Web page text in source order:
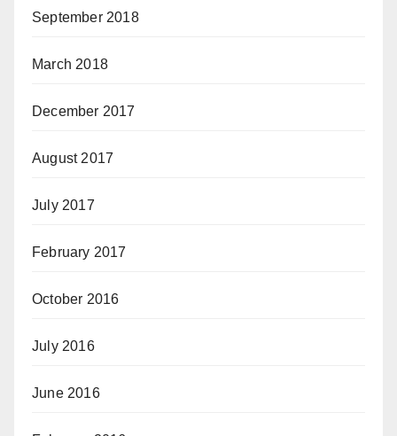
September 2018
March 2018
December 2017
August 2017
July 2017
February 2017
October 2016
July 2016
June 2016